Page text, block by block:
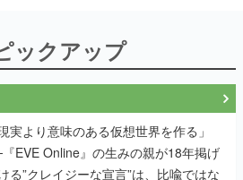
ックアップ
現実より意味のある仮想世界を作る」
EVE Online』の生みの親が18年掲げ
る”クレイジーな宣言”は、比喩ではな